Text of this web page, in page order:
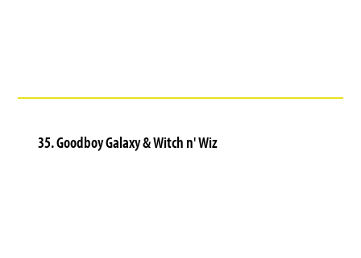
35. Goodboy Galaxy & Witch n' Wiz